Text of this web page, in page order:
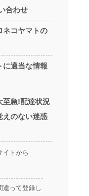
合わせ
ネコヤマトの
に適当な情報
至急!配達状況
えのない迷惑
イトから
違って登録し